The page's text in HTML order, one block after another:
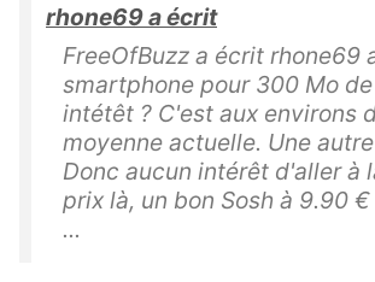
rhone69 a écrit
FreeOfBuzz a écrit rhone69
smartphone pour 300 Mo
intétêt ? C'est aux environs
moyenne actuelle. Une
Donc aucun intérêt d'aller à
prix là, un bon Sosh à 9.90
...